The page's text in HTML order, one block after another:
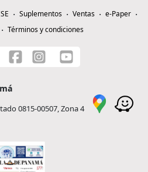
Suplementos Ventas
e-Paper
Términos y condiciones
0815-00507, Zona 4